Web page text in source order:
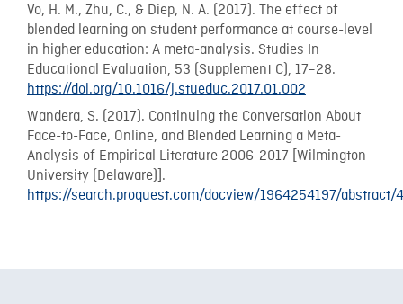
Vo, H. M., Zhu, C., & Diep, N. A. (2017). The effect of
blended learning on student performance at course-level
in higher education: A meta-analysis. Studies In
Educational Evaluation, 53 (Supplement C), 17–28.
https://doi.org/10.1016/j.stueduc.2017.01.002
Wandera, S. (2017). Continuing the Conversation About
Face-to-Face, Online, and Blended Learning a Meta-
Analysis of Empirical Literature 2006-2017 [Wilmington
University (Delaware)].
https://search.proquest.com/docview/1964254197/abstract/